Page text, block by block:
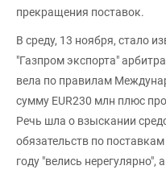
прекращения поставок.
В среду, 13 ноября, стало
"Газпром экспорта"
вела по правилам
сумму EUR230 млн плюс
Речь шла о взыскании
обязательств по
году "велись